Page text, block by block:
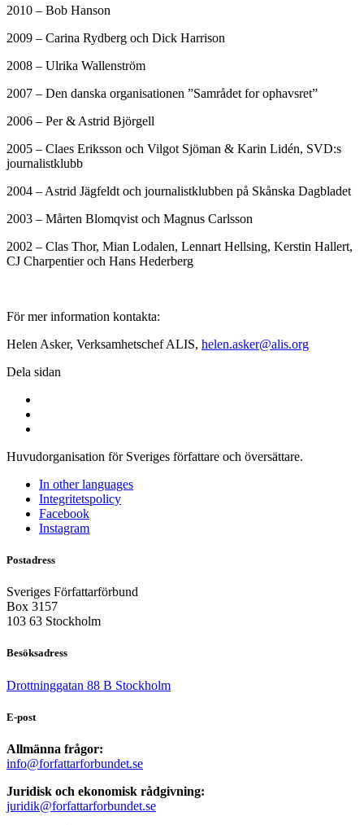
2010 – Bob Hanson
2009 – Carina Rydberg och Dick Harrison
2008 – Ulrika Wallenström
2007 – Den danska organisationen ”Samrådet for ophavsret”
2006 – Per & Astrid Björgell
2005 – Claes Eriksson och Vilgot Sjöman & Karin Lidén, SVD:s
journalistklubb
2004 – Astrid Jägfeldt och journalistklubben på Skånska Dagbladet
2003 – Mårten Blomqvist och Magnus Carlsson
2002 – Clas Thor, Mian Lodalen, Lennart Hellsing, Kerstin Hallert,
CJ Charpentier och Hans Hederberg
För mer information kontakta:
Helen Asker, Verksamhetschef ALIS, helen.asker@alis.org
Dela sidan
Huvudorganisation för Sveriges författare och översättare.
In other languages
Integritetspolicy
Facebook
Instagram
Postadress
Sveriges Författarförbund
Box 3157
103 63 Stockholm
Besöksadress
Drottninggatan 88 B Stockholm
E-post
Allmänna frågor:
info@forfattarforbundet.se
Juridisk och ekonomisk rådgivning:
juridik@forfattarforbundet.se